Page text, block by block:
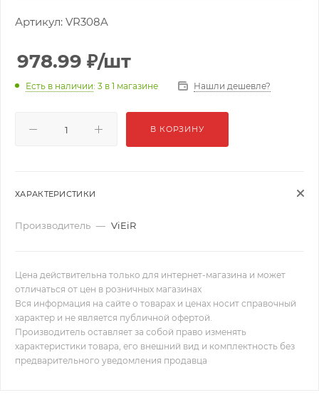
Артикул: VR308A
978.99 ₽/шт
Есть в наличии: 3 в 1 магазине Нашли дешевле?
В КОРЗИНУ
ХАРАКТЕРИСТИКИ
Производитель — ViEiR
Цена действительна только для интернет-магазина и может
отличаться от цен в розничных магазинах
Вся информация на сайте о товарах и ценах носит справочный
характер и не является публичной офертой.
Производитель оставляет за собой право изменять
характеристики товара, его внешний вид и комплектность без
предварительного уведомления продавца